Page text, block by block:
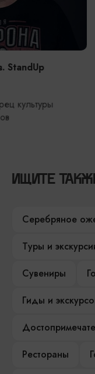
ВЫСТАВКИ
Прикосновение
06.08.2026 -
Калининград,
областной
ИЩИТЕ
Серебряное
Туры и
Сувениры
Гиды и
Рестораны